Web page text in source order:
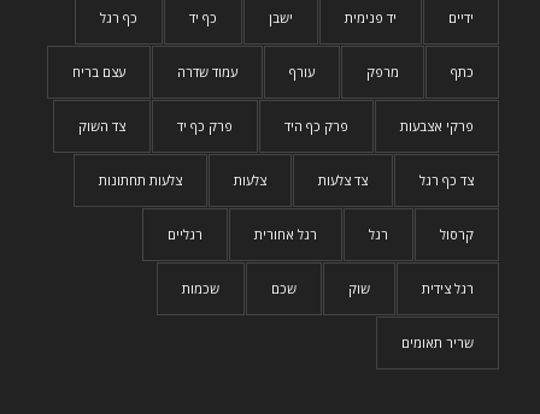
ידיים יד פנימית ישבן כף יד כף רגל
כתף מרפק עורף עמוד שדרה עצם בריח
פרקי אצבעות פרק כף היד פרק כף יד צד השוק
צד כף רגל צד צלעות צלעות צלעות תחתונות
קרסול רגל רגל אחורית רגליים
רגל צידית שוק שכם שכמות
שריר תאומים